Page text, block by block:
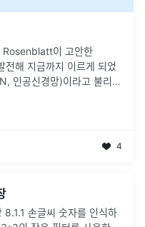
이 고안한
해 지금까지 이르게 되었
인공신경망)이라고 불리는
4
손글씨 숫자를 인식하